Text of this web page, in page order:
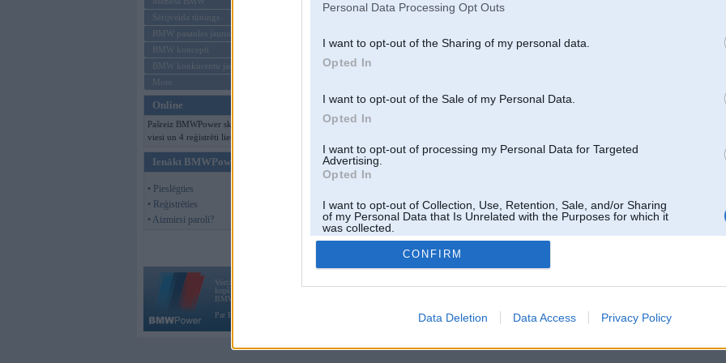
Personal Data Processing Opt Outs
I want to opt-out of the Sharing of my personal data.
Opted In
I want to opt-out of the Sale of my Personal Data.
Opted In
I want to opt-out of processing my Personal Data for Targeted
Advertising.
Opted In
I want to opt-out of Collection, Use, Retention, Sale, and/or Sharing
of my Personal Data that Is Unrelated with the Purposes for which it
was collected.
Opted Out
CONFIRM
Data Deletion Data Access Privacy Policy
Sērijveida tūnings
BMW pasaules jaunumi
BMW koncepti
BMW konkurentu jaunumi
Moto
Online
Pašreiz BMWPower skatās 174
viesi un 4 reģistrēti lietotāji.
Ienākt BMWPower
• Pieslēgties
• Reģistrēties
• Aizmirsi paroli?
Vortāls BMWPower.lv darbojas
kopš 2002. gada 14. maija. Tas nav auto klubs un nav saistīts ar
BMW AG.
Par BMWPower